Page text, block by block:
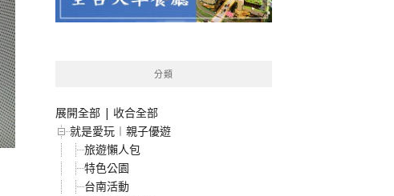
分類
展開全部 | 收合全部
就是愛玩︱親子優遊
旅遊懶人包
特色公園
台南活動